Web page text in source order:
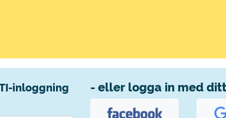
inloggning - eller logga in med